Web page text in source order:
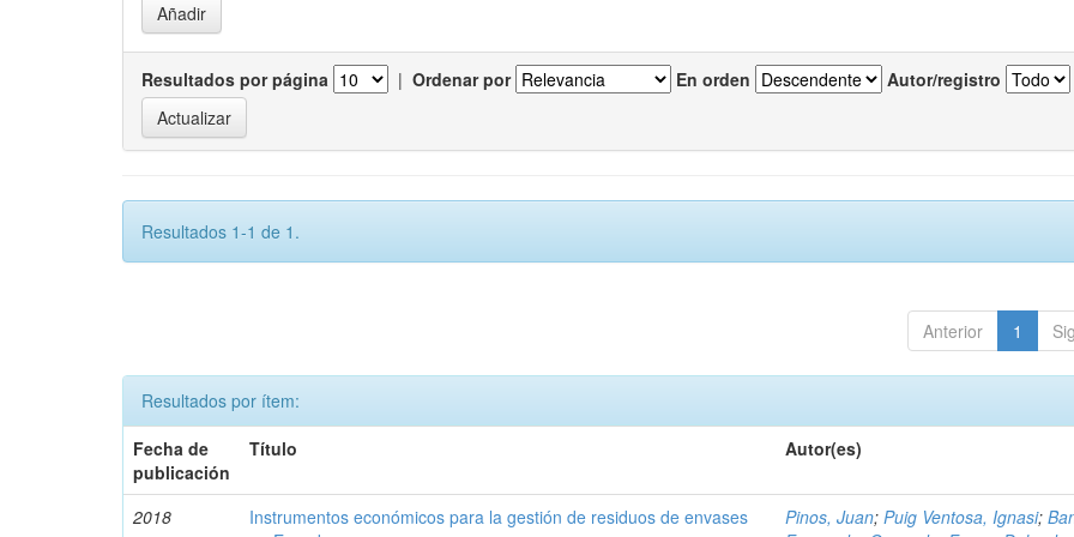
Resultados por página | Ordenar por En orden Autor/registro
Resultados 1-1 de 1.
Anterior 1
Resultados por ítem:
Fecha de
publicación
Título Autor(es)
2018
Instrumentos económicos para la gestión de residuos de envases
Pinos, Juan;Puig Ventosa, Ignasi;